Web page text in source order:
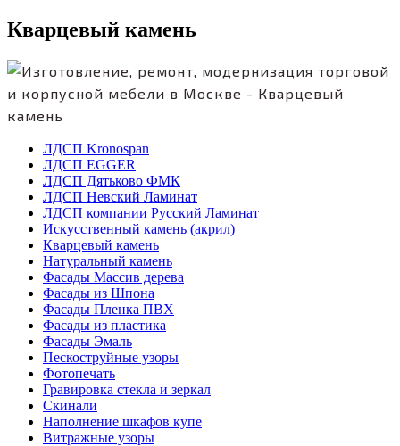
Кварцевый камень
ЛДСП Kronospan
ЛДСП EGGER
ЛДСП Дятьково ФМК
ЛДСП Невский Ламинат
ЛДСП компании Русский Ламинат
Искусственный камень (акрил)
Кварцевый камень
Натуральный камень
Фасады Массив дерева
Фасады из Шпона
Фасады Пленка ПВХ
Фасады из пластика
Фасады Эмаль
Пескоструйные узоры
Фотопечать
Гравировка стекла и зеркал
Скинали
Наполнение шкафов купе
Витражные узоры